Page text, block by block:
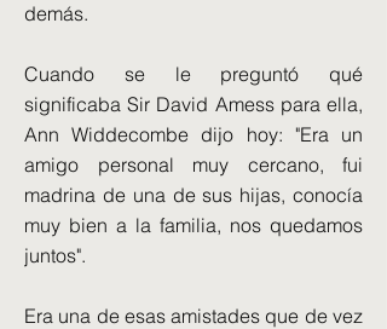
demás.
Cuando se le preguntó qué
significaba Sir David Amess para ella,
Ann Widdecombe dijo hoy: "Era un
amigo personal muy cercano, fui
madrina de una de sus hijas, conocía
muy bien a la familia, nos quedamos
juntos".
Era una de esas amistades que de vez